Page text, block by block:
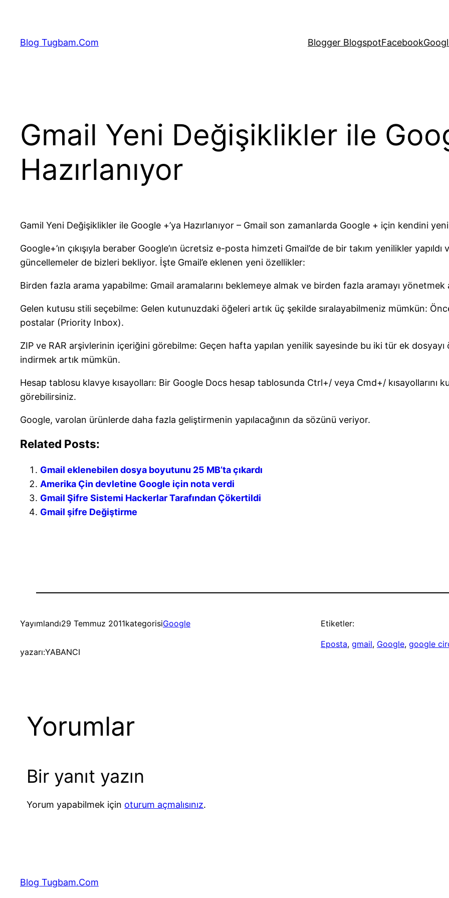
Blog Tugbam.Com
Blogger BlogspotFacebook
Gmail Yeni Değişiklikler ile
Hazırlanıyor
Gamil Yeni Değişiklikler ile Google +’ya Hazırlanıyor – Gmail son zamanlarda Google + için kendini
Google+’ın çıkışıyla beraber Google’ın ücretsiz e-posta himzeti Gmail’de de bir takım yenilikler
güncellemeler de bizleri bekliyor. İşte Gmail’e eklenen yeni özellikler:
Birden fazla arama yapabilme: Gmail aramalarını beklemeye almak ve birden fazla aramayı yönetmek
Gelen kutusu stili seçebilme: Gelen kutunuzdaki öğeleri artık üç şekilde sıralayabilmeniz mümkün:
postalar (Priority Inbox).
ZIP ve RAR arşivlerinin içeriğini görebilme: Geçen hafta yapılan yenilik sayesinde bu iki tür ek
indirmek artık mümkün.
Hesap tablosu klavye kısayolları: Bir Google Docs hesap tablosunda Ctrl+/ veya Cmd+/ kısayollarını
görebilirsiniz.
Google, varolan ürünlerde daha fazla geliştirmenin yapılacağının da sözünü veriyor.
Related Posts:
Gmail eklenebilen dosya boyutunu 25 MB’ta çıkardı
Amerika Çin devletine Google için nota verdi
Gmail Şifre Sistemi Hackerlar Tarafından Çökertildi
Gmail şifre Değiştirme
Yayımlandı29 Temmuz 2011kategorisiGoogle
yazarı:YABANCI
Etiketler:
Eposta, gmail, Google, google
Yorumlar
Bir yanıt yazın
Yorum yapabilmek için oturum açmalısınız.
Blog Tugbam.Com